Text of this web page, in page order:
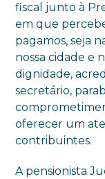
fiscal junto à
em que
pagamos, seja
nossa cidade e
dignidade,
secretário,
oferecer um
contribuintes.
A pensionista